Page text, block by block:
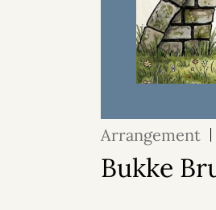
Arrangement
Bukke